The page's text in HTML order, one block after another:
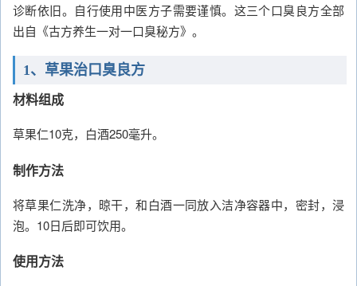
诊断依旧。自行使用中医方子需要谨慎。这三个口臭良方全部
出自《古方养生一对一口臭秘方》。
1、草果治口臭良方
材料组成
草果仁10克，白酒250毫升。
制作方法
将草果仁洗净，晾干，和白酒一同放入洁净容器中，密封，浸
泡。10日后即可饮用。
使用方法